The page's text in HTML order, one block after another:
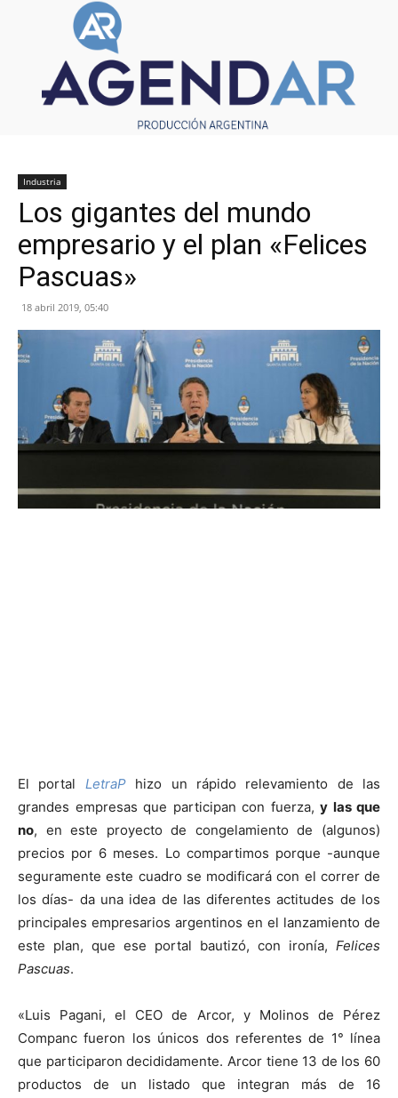
Industria
Los gigantes del mundo
empresario y el plan «Felices
Pascuas»
18 abril 2019, 05:40
El portal LetraPhizo un rápido relevamiento de las
grandes empresas que participan con fuerza, y las que
no, en este proyecto de congelamiento de (algunos)
precios por 6 meses. Lo compartimos porque -aunque
seguramente este cuadro se modificará con el correr de
los días- da una idea de las diferentes actitudes de los
principales empresarios argentinos en el lanzamiento de
este plan, que ese portal bautizó, con ironía, Felices
Pascuas.
«Luis Pagani, el CEO de Arcor, y Molinos de Pérez
Companc fueron los únicos dos referentes de 1° línea
que participaron decididamente. Arcor tiene 13 de los 60
productos de un listado que integran más de 16